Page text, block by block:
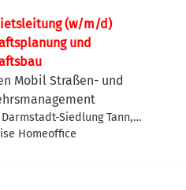
(w/m/d)
und
Mobil Straßen- und
Darmstadt-Siedlung Tann,
Homeoffice